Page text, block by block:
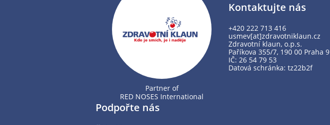
Partner of
RED NOSES International
Podpořte nás
Kontaktujte nás
+420 222 713 416
usmev[at]zdravotniklaun.cz
Zdravotní klaun, o.p.s.
Paříkova 355/7, 190 00 Praha 9
IČ: 26 54 79 53
Datová schránka: tz22b2f